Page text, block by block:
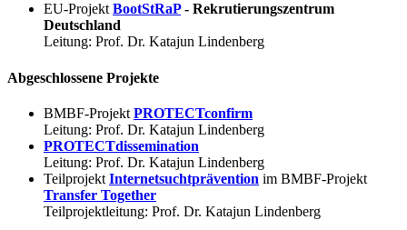
EU-Projekt BootStRaP- Rekrutierungszentrum
Deutschland
Leitung: Prof. Dr. Katajun Lindenberg
Abgeschlossene Projekte
BMBF-Projekt PROTECTconfirm
Leitung: Prof. Dr. Katajun Lindenberg
PROTECTdissemination
Leitung: Prof. Dr. Katajun Lindenberg
Teilprojekt Internetsuchtprävention im BMBF-Projekt
Transfer Together
Teilprojektleitung: Prof. Dr. Katajun Lindenberg